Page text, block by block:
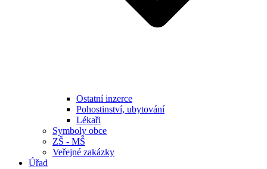
Ostatní inzerce
Pohostinství, ubytování
Lékaři
Symboly obce
ZŠ - MŠ
Veřejné zakázky
Úřad